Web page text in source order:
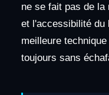
ne se fait pas de la
et l'accessibilité du
meilleure
toujours sans